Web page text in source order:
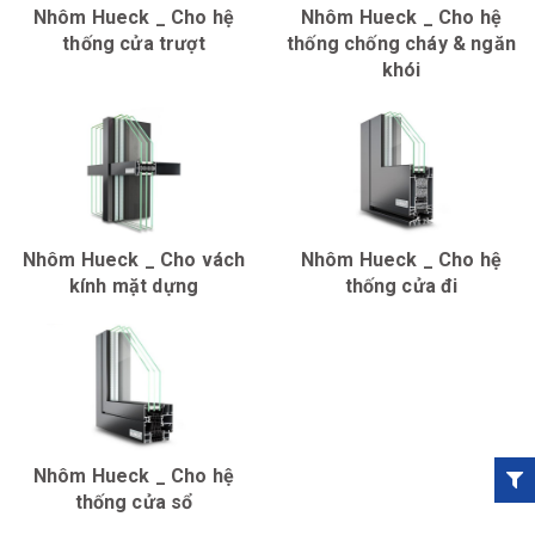
Nhôm Hueck _ Cho hệ
thống cửa trượt
Nhôm Hueck _ Cho hệ
thống chống cháy & ngăn
khói
Nhôm Hueck _ Cho vách
kính mặt dựng
Nhôm Hueck _ Cho hệ
thống cửa đi
Nhôm Hueck _ Cho hệ
thống cửa sổ